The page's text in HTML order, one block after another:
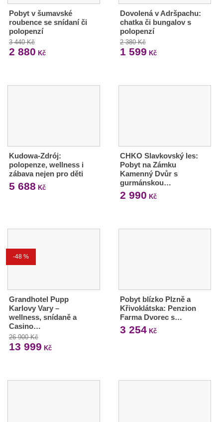
Pobyt v šumavské
roubence se snídaní či
polopenzí
3 440 Kč
2 880 Kč
Dovolená v Adršpachu:
chatka či bungalov s
polopenzí
2 380 Kč
1 599 Kč
Kudowa-Zdrój:
polopenze, wellness i
zábava nejen pro děti
5 688 Kč
CHKO Slavkovský les:
Pobyt na Zámku
Kamenný Dvůr s
gurmánskou…
2 990 Kč
-48 %
Grandhotel Pupp
Karlovy Vary –
wellness, snídaně a
Casino…
26 900 Kč
13 999 Kč
Pobyt blízko Plzně a
Křivoklátska: Penzion
Farma Dvorec s…
3 254Kč